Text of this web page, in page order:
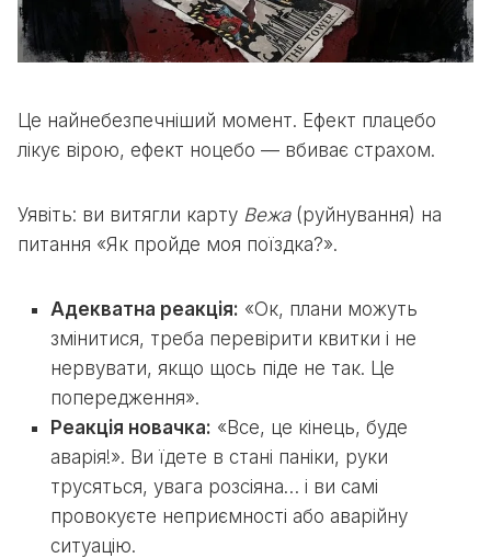
Це найнебезпечніший момент. Ефект плацебо
лікує вірою, ефект ноцебо — вбиває страхом.
Уявіть: ви витягли карту Вежа(руйнування) на
питання «Як пройде моя поїздка?».
Адекватна реакція: «Ок, плани можуть
змінитися, треба перевірити квитки і не
нервувати, якщо щось піде не так. Це
попередження».
Реакція новачка: «Все, це кінець, буде
аварія!». Ви їдете в стані паніки, руки
трусяться, увага розсіяна… і ви самі
провокуєте неприємності або аварійну
ситуацію.